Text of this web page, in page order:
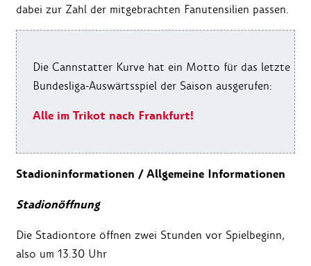
dabei zur Zahl der mitgebrachten Fanutensilien passen.
Die Cannstatter Kurve hat ein Motto für das letzte
Bundesliga-Auswärtsspiel der Saison ausgerufen:
Alle im Trikot nach Frankfurt!
Stadioninformationen / Allgemeine Informationen
Stadionöffnung
Die Stadiontore öffnen zwei Stunden vor Spielbeginn,
also um 13.30 Uhr